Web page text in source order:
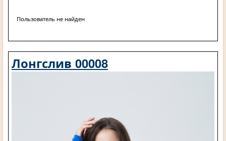
Пользователь не найден
Лонгслив 00008